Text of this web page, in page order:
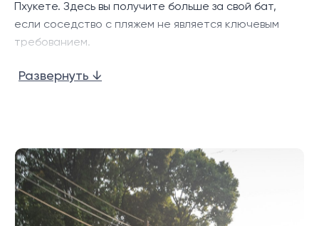
Пхукете. Здесь вы получите больше за свой бат,
если соседство с пляжем не является ключевым
требованием.
Отличный доступ к школам, больницам,
Не лучший район для сдачи в аренду на время
отпуска, но определенно процветающее
сообщество эмигрантов в Кату.
Развернуть ↓